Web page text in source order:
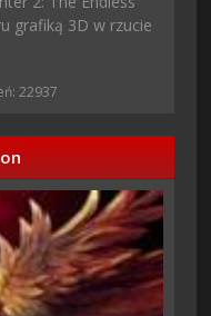
grafiką 3D w rzucie
22937